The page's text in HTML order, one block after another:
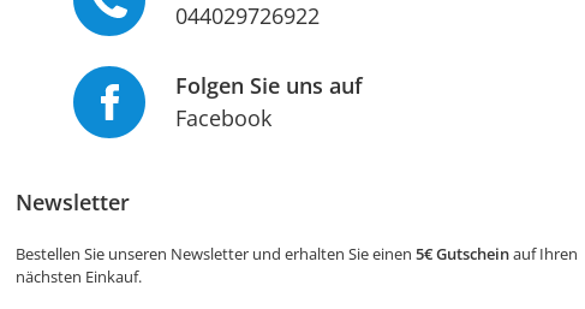
044029726922
Folgen Sie uns auf
Facebook
Newsletter
Bestellen Sie unseren Newsletter und erhalten Sie einen 5€ Gutscheinauf Ihren
nächsten Einkauf.